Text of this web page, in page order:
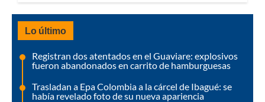
Lo último
Registran dos atentados en el Guaviare: explosivos
fueron abandonados en carrito de hamburguesas
Trasladan a Epa Colombia a la cárcel de Ibagué: se
había revelado foto de su nueva apariencia